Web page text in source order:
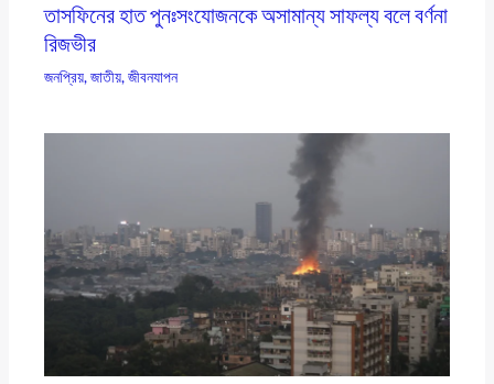
তাসফিনের হাত পুনঃসংযোজনকে অসামান্য সাফল্য বলে বর্ণনা
রিজভীর
জনপ্রিয়,জাতীয়,জীবনযাপন